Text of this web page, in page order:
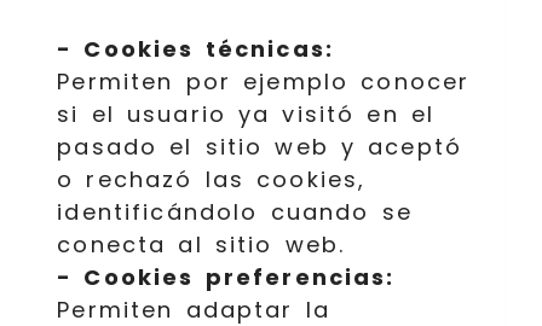
- Cookies técnicas:
Permiten por ejemplo conocer
si el usuario ya visitó en el
pasado el sitio web y aceptó
o rechazó las cookies,
identificándolo cuando se
conecta al sitio web.
- Cookies preferencias:
Permiten adaptar la